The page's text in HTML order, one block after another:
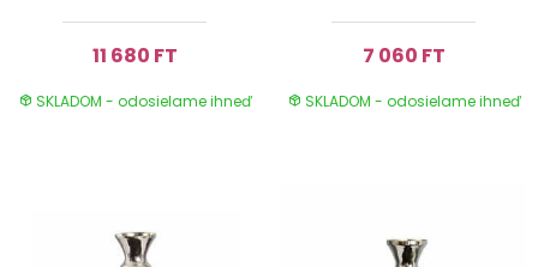
11 680 FT
SKLADOM - odosielame ihneď
7 060 FT
SKLADOM - odosielame ihneď